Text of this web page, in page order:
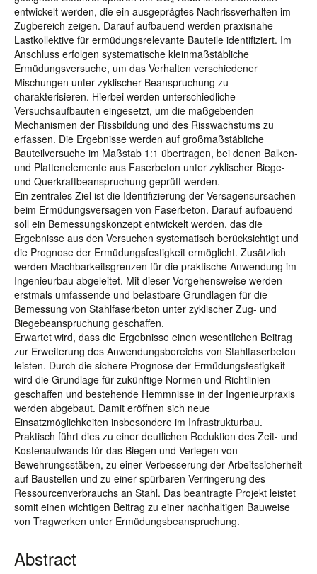
entwickelt werden, die ein ausgeprägtes Nachrissverhalten im
Zugbereich zeigen. Darauf aufbauend werden praxisnahe
Lastkollektive für ermüdungsrelevante Bauteile identifiziert. Im
Anschluss erfolgen systematische kleinmaßstäbliche
Ermüdungsversuche, um das Verhalten verschiedener
Mischungen unter zyklischer Beanspruchung zu
charakterisieren. Hierbei werden unterschiedliche
Versuchsaufbauten eingesetzt, um die maßgebenden
Mechanismen der Rissbildung und des Risswachstums zu
erfassen. Die Ergebnisse werden auf großmaßstäbliche
Bauteilversuche im Maßstab 1:1 übertragen, bei denen Balken-
und Plattenelemente aus Faserbeton unter zyklischer Biege-
und Querkraftbeanspruchung geprüft werden.
Ein zentrales Ziel ist die Identifizierung der Versagensursachen
beim Ermüdungsversagen von Faserbeton. Darauf aufbauend
soll ein Bemessungskonzept entwickelt werden, das die
Ergebnisse aus den Versuchen systematisch berücksichtigt und
die Prognose der Ermüdungsfestigkeit ermöglicht. Zusätzlich
werden Machbarkeitsgrenzen für die praktische Anwendung im
Ingenieurbau abgeleitet. Mit dieser Vorgehensweise werden
erstmals umfassende und belastbare Grundlagen für die
Bemessung von Stahlfaserbeton unter zyklischer Zug- und
Biegebeanspruchung geschaffen.
Erwartet wird, dass die Ergebnisse einen wesentlichen Beitrag
zur Erweiterung des Anwendungsbereichs von Stahlfaserbeton
leisten. Durch die sichere Prognose der Ermüdungsfestigkeit
wird die Grundlage für zukünftige Normen und Richtlinien
geschaffen und bestehende Hemmnisse in der Ingenieurpraxis
werden abgebaut. Damit eröffnen sich neue
Einsatzmöglichkeiten insbesondere im Infrastrukturbau.
Praktisch führt dies zu einer deutlichen Reduktion des Zeit- und
Kostenaufwands für das Biegen und Verlegen von
Bewehrungsstäben, zu einer Verbesserung der Arbeitssicherheit
auf Baustellen und zu einer spürbaren Verringerung des
Ressourcenverbrauchs an Stahl. Das beantragte Projekt leistet
somit einen wichtigen Beitrag zu einer nachhaltigen Bauweise
von Tragwerken unter Ermüdungsbeanspruchung.
Abstract